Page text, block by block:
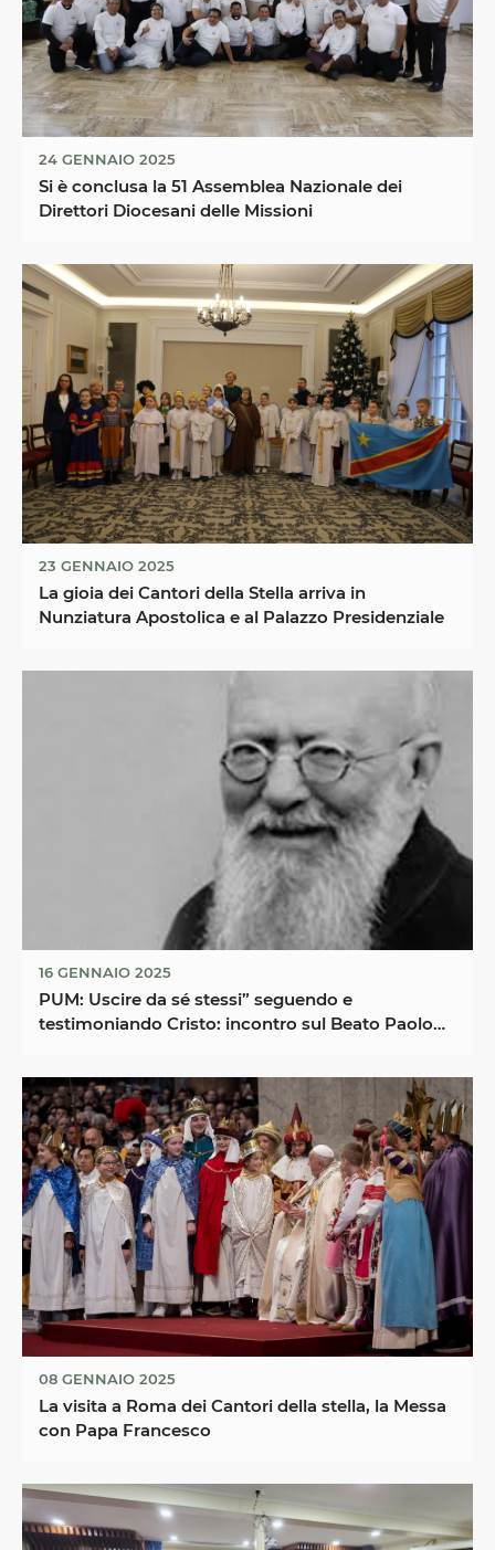
24 GENNAIO 2025
Si è conclusa la 51 Assemblea Nazionale dei
Direttori Diocesani delle Missioni
23 GENNAIO 2025
La gioia dei Cantori della Stella arriva in
Nunziatura Apostolica e al Palazzo Presidenziale
16 GENNAIO 2025
PUM: Uscire da sé stessi” seguendo e
testimoniando Cristo: incontro sul Beato Paolo
08 GENNAIO 2025
La visita a Roma dei Cantori della stella, la Messa
con Papa Francesco